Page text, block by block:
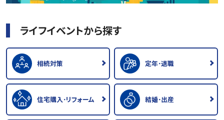
ライフイベントから探す
相続対策 定年･退職
住宅購入･リフォーム 結婚･出産